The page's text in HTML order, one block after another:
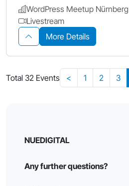
WordPress Meetup Nürnberg
Livestream
More Details
Total 32 Events < 1 2 3
NUEDIGITAL
Any further questions?